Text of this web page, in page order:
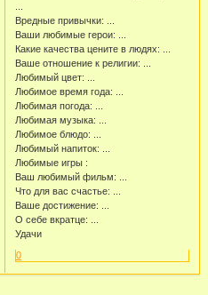
Вредные привычки: ...
Ваши любимые герои: ...
Какие качества цените в людях: ...
Ваше отношение к религии: ...
Любимый цвет: ...
Любимое время года: ...
Любимая погода: ...
Любимая музыка: ...
Любимое блюдо: ...
Любимый напиток: ...
Любимые игры :
Ваш любимый фильм: ...
Что для вас счастье: ...
Ваше достижение: ...
О себе вкратце: ...
Удачи
0